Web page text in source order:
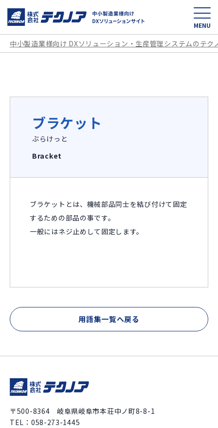
中小製造業様向け
MENU
中小製造業様向け DXソリューション・生産管理システムのテク
ブラケット
ぶらけっと
Bracket
ブラケットとは、機械部品同士を結び付けて固定
するための部品の事です。
一般にはネジ止めして固定します。
用語集一覧へ戻る
〒500-8364 岐阜県岐阜市本荘中ノ町8-8-1
TEL： 058-273-1445